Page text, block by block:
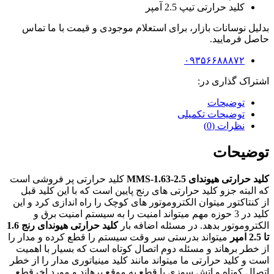
کلید حرارتی تیپ 2.5 آمپر
بدلیل نوسانات بازار، برای استعلام موجودی و قیمت با ما تماس
حاصل فرمایید.
۰۹۳۵۶۶۸۸۸۷۲
اشتراک گذاری در:
توضیحات
توضیحات تکمیلی
نظرات (0)
توضیحات
کلید حرارتی هیوندای MMS-1.63-2.5 کلید حرارتی پر فروشی است
که البته جزو کلید حرارتی های رنج پایین است که با این کلید قبل
از کنتاکتور میتوان الکتروموتور های کوچک را راه اندازی کرد و این
کلید در 3 حوزه مهم میتواند امنیت را به سیستم امنیت برق و
الکتروموتور بدهد. در مسئله اضافه بار
کلید حرارتی هیوندای رنج 1.6
تا 2.5 امپر
میتواند بدرستی سر وقت سیستم را قطع کرده و مدار را
از خطر برهاند و مسئله دوم اتصال کوتاه است که بسیار با اهمیت
است و کلید حرارتی ما میتواند مانند کلید مینیاتوری مدار را از خطر
اتصال کوتاه و اتش سوزی با قطع به موقع برهاند و مورد اخرقطع